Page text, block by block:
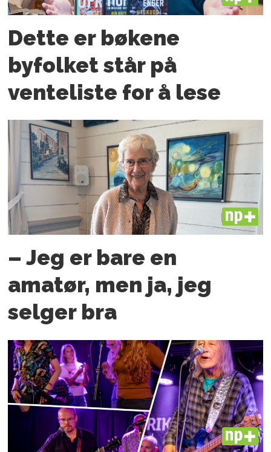
Dette er bøkene
byfolket står på
venteliste for å lese
PLUS
– Jeg er bare en
amatør, men ja, jeg
selger bra
PLUS